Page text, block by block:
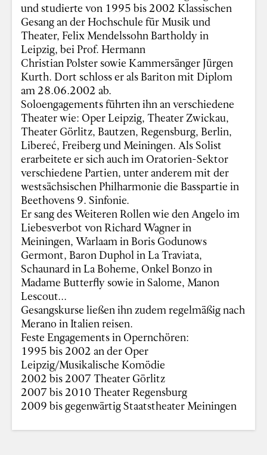
und studierte von 1995 bis 2002 Klassischen
Gesang an der Hochschule für Musik und
Theater, Felix Mendelssohn Bartholdy in
Leipzig, bei Prof. Hermann
Christian Polster sowie Kammersänger Jürgen
Kurth. Dort schloss er als Bariton mit Diplom
am 28.06.2002 ab.
Soloengagements führten ihn an verschiedene
Theater wie: Oper Leipzig, Theater Zwickau,
Theater Görlitz, Bautzen, Regensburg, Berlin,
Libereć, Freiberg und Meiningen. Als Solist
erarbeitete er sich auch im Oratorien-Sektor
verschiedene Partien, unter anderem mit der
westsächsischen Philharmonie die Basspartie in
Beethovens 9. Sinfonie.
Er sang des Weiteren Rollen wie den Angelo im
Liebesverbot von Richard Wagner in
Meiningen, Warlaam in Boris Godunows
Germont, Baron Duphol in La Traviata,
Schaunard in La Boheme, Onkel Bonzo in
Madame Butterfly sowie in Salome, Manon
Lescout...
Gesangskurse ließen ihn zudem regelmäßig nach
Merano in Italien reisen.
Feste Engagements in Opernchören:
1995 bis 2002 an der Oper
Leipzig/Musikalische Komödie
2002 bis 2007 Theater Görlitz
2007 bis 2010 Theater Regensburg
2009 bis gegenwärtig Staatstheater Meiningen